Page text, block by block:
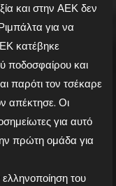
και στην ΑΕΚ δεν
για να
κατέβηκε
ποδοσφαίρου και
παρότι τον τσέκαρε
απέκτησε. Οι
για αυτό
πρώτη ομάδα για
του